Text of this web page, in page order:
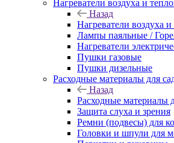
Нагреватели воздуха и
Назад
Нагреватели воздуха
Лампы паяльные /
Нагреватели
Пушки газовые
Пушки дизельные
Расходные материалы для
Назад
Расходные материалы
Защита слуха и зрения
Ремни (подвесы) для
Головки и шпули для